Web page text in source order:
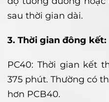
sau thời gian dài.
3. Thời gian đông kết:
PC40: Thời gian kết
375 phút. Thường có
hơn PCB40.